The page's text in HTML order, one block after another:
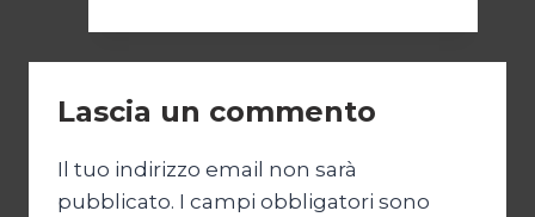
il
regime
emergenza/2
Lascia un commento
Il tuo indirizzo email non sarà
pubblicato. I campi obbligatori sono